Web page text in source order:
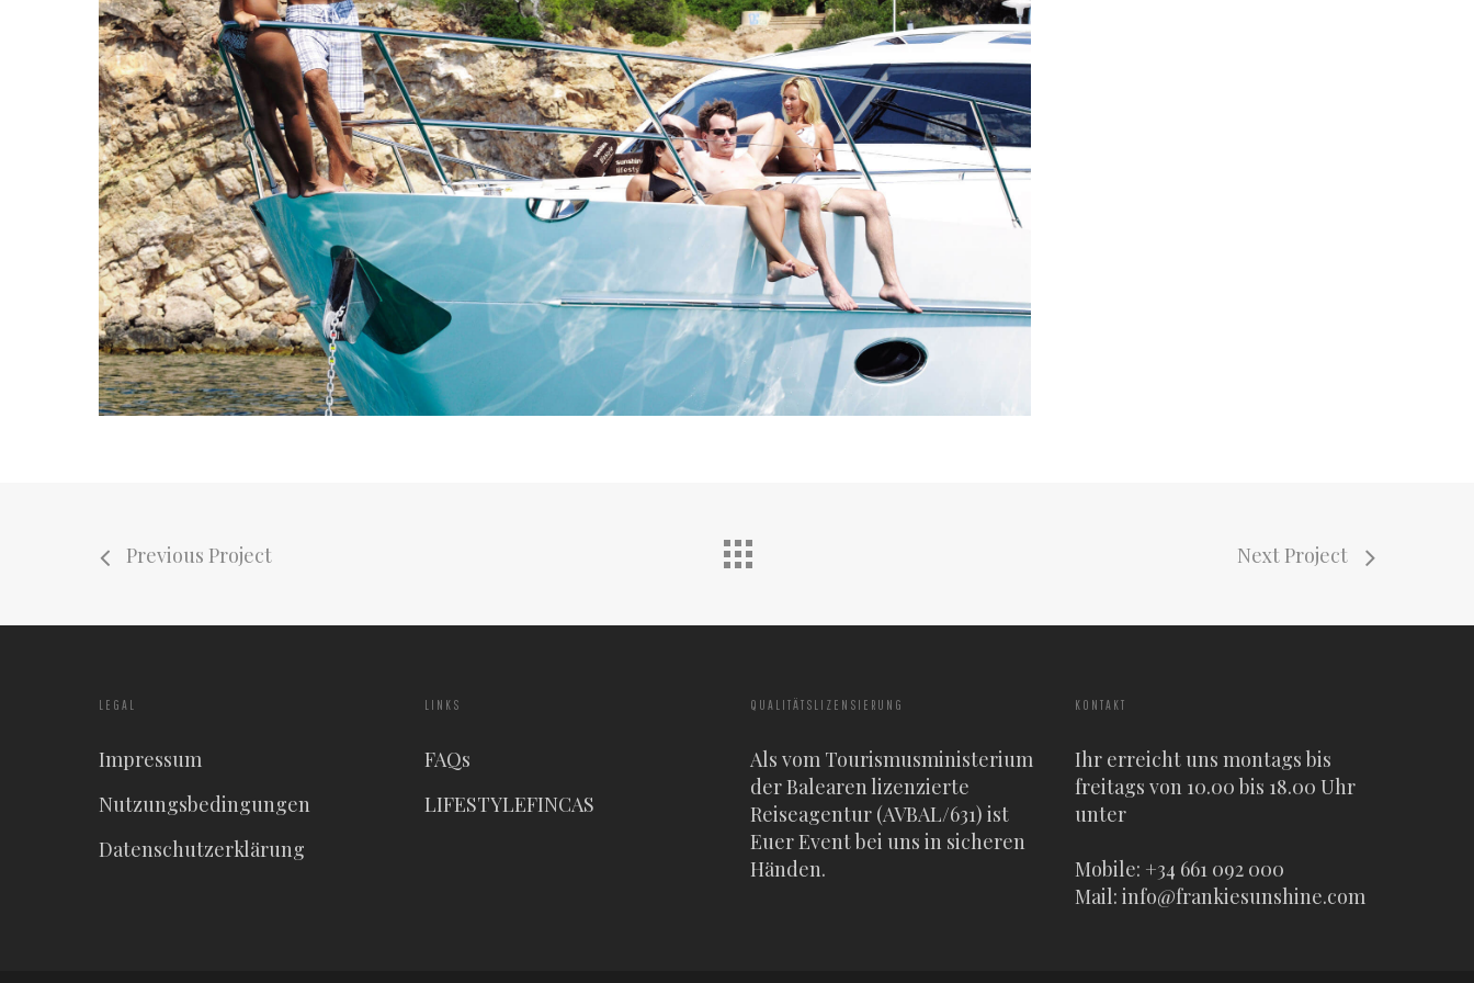
Previous Project Next Project
LEGAL
Impressum
Nutzungsbedingungen
Datenschutzerklärung
LINKS
FAQs
LIFESTYLEFINCAS
QUALITÄTSLIZENSIERUNG
Als vom Tourismusministerium
der Balearen lizenzierte
Reiseagentur (AVBAL/631) ist
Euer Event bei uns in sicheren
Händen.
KONTAKT
Ihr erreicht uns montags bis
freitags von 10.00 bis 18.00 Uhr
unter
Mobile: +34 661 092 000
Mail:info@frankiesunshine.com